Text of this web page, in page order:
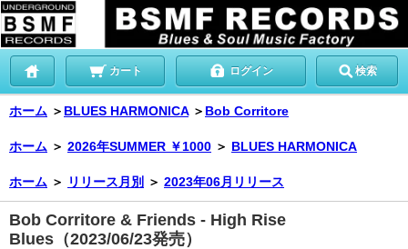
カート ログイン 検索
ホーム ＞ BLUES HARMONICA ＞ Bob Corritore
ホーム ＞ 2026年SUMMER ￥1000 ＞ BLUES HARMONICA
ホーム ＞ リリース月別 ＞ 2023年06月リリース
Bob Corritore & Friends - High Rise
Blues（2023/06/23発売）